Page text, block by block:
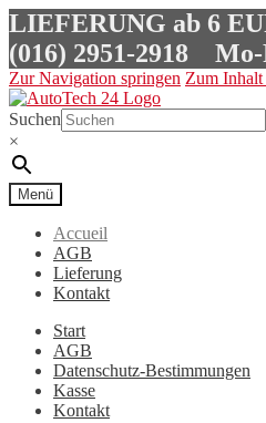
LIEFERUNG ab 6
(016) 2951-2918 Mo-
Zur Navigation springen Zum Inhalt
Suchen
×
Menü
Accueil
AGB
Lieferung
Kontakt
Start
AGB
Datenschutz-Bestimmungen
Kasse
Kontakt